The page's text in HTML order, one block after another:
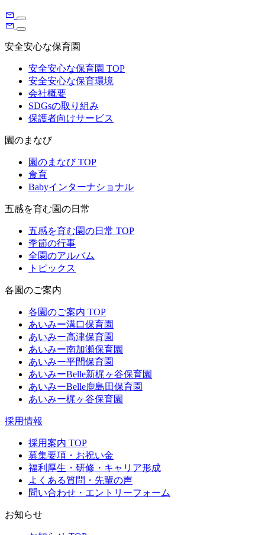
安全安心な保育園
安全安心な保育園 TOP
安全安心な保育環境
会社概要
SDGsの取り組み
保護者向けサービス
園のまなび
園のまなび TOP
食育
Babyインターナショナル
五感を育む園の日常
五感を育む園の日常 TOP
季節の行事
全園のアルバム
トピックス
各園のご案内
各園のご案内 TOP
あいみー溝口保育園
あいみー高津保育園
あいみー南加瀬保育園
あいみー平間保育園
あいみーBelle新梶ヶ谷保育園
あいみーBelle鹿島田保育園
あいみー梶ヶ谷保育園
採用情報
採用案内 TOP
募集要項・お祝い金
福利厚生・研修・キャリア形成
よくある質問・先輩の声
問い合わせ・エントリーフォーム
お知らせ